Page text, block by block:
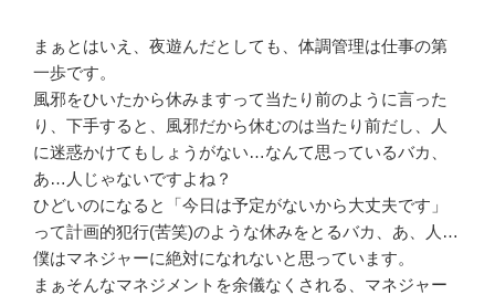
まぁとはいえ、夜遊んだとしても、体調管理は仕事の第
一歩です。
風邪をひいたから休みますって当たり前のように言った
り、下手すると、風邪だから休むのは当たり前だし、人
に迷惑かけてもしょうがない…なんて思っているバカ、
あ…人じゃないですよね？
ひどいのになると「今日は予定がないから大丈夫です」
って計画的犯行(苦笑)のような休みをとるバカ、あ、人…
僕はマネジャーに絶対になれないと思っています。
まぁそんなマネジメントを余儀なくされる、マネジャー